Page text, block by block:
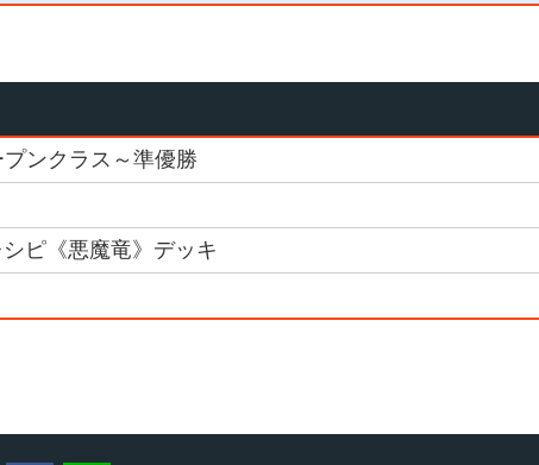
ンクラス～準優勝
ピ《悪魔竜》デッキ